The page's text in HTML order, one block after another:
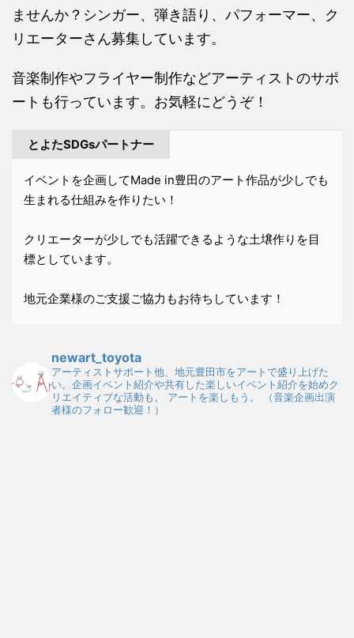
ませんか？シンガー、弾き語り、パフォーマー、ク
リエーターさん募集しています。
音楽制作やフライヤー制作などアーティストのサポ
ートも行っています。お気軽にどうぞ！
とよたSDGsパートナー
イベントを企画してMade in豊田のアート作品が少しでも
生まれる仕組みを作りたい！
クリエーターが少しでも活躍できるような土壌作りを目
標としています。
地元企業様のご支援ご協力もお待ちしています！
newart_toyota
アーティストサポート他、地元豊田市をアートで盛り上げた
い。企画イベント紹介や共有した楽しいイベント紹介を始めク
リエイティブな活動も。
アートを楽しもう。
（音楽企画出演
者様のフォロー歓迎！）